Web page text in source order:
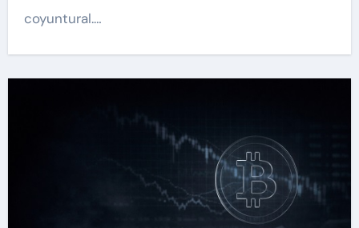
coyuntural.…